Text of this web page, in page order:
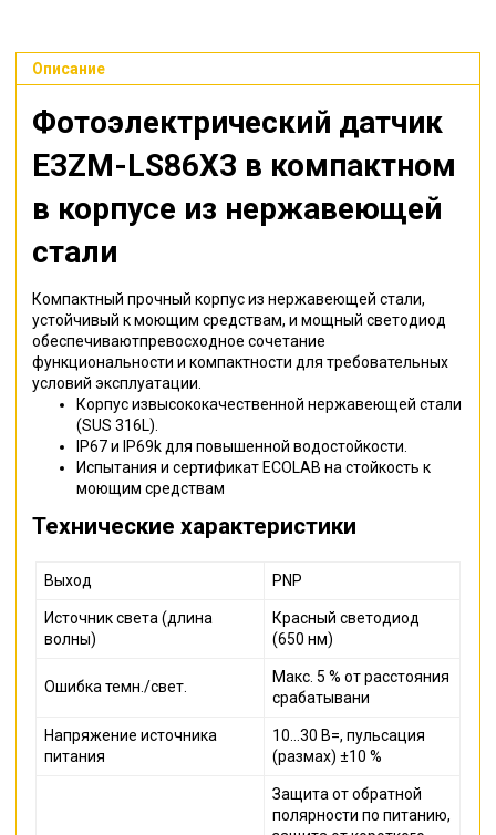
Описание
Фотоэлектрический датчик
E3ZM-LS86X3 в компактном
в корпусе из нержавеющей
стали
Компактный прочный корпус из нержавеющей стали,
устойчивый к моющим средствам, и мощный светодиод
обеспечиваютпревосходное сочетание
функциональности и компактности для требовательных
условий эксплуатации.
Корпус извысококачественной нержавеющей стали
(SUS 316L).
IP67 и IP69k для повышенной водостойкости.
Испытания и сертификат ECOLAB на стойкость к
моющим средствам
Технические характеристики
Выход PNP
Источник света (длина
волны)
Красный светодиод
(650 нм)
Ошибка темн./свет.
Макс. 5 % от расстояния
срабатывани
Напряжение источника
питания
10…30 В=, пульсация
(размах) ±10 %
Защита от обратной
полярности по питанию,